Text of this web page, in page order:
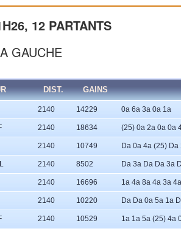
12 PARTANTS
GAUCHE
DIST. GAINS
2140 14229 0a 6a 3a 0a 1a
2140 18634 (25) 0a 2a 0a 0a
2140 10749 Da 0a 4a (25)
2140 8502 Da 3a Da Da 3a
2140 16696 1a 4a 8a 4a 3a
2140 10220 Da Da 0a 5a 1a
2140 10529 1a 1a 5a (25) 4a